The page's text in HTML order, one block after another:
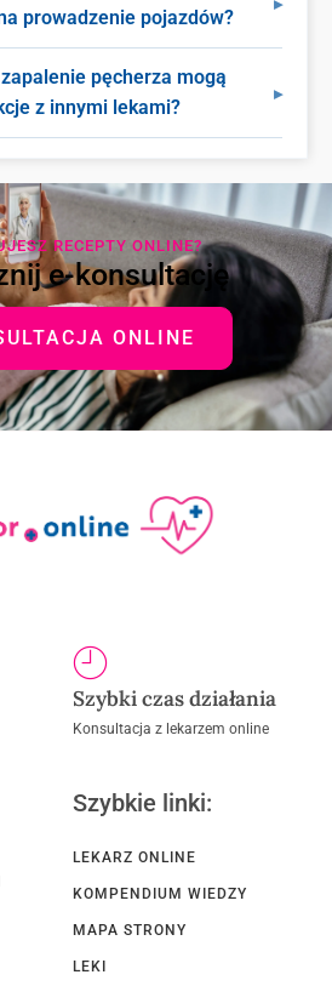
prowadzenie pojazdów?
pęcherza mogą
z innymi lekami?
RECEPTY ONLINE?
e-konsultację
ONLINE
Szybki czas działania
Konsultacja z lekarzem online
Szybkie linki:
LEKARZ ONLINE
KOMPENDIUM WIEDZY
MAPA STRONY
LEKI